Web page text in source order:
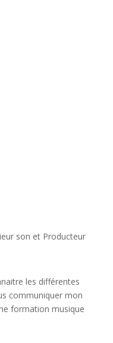
son et Producteur
les différentes
communiquer mon
formation musique